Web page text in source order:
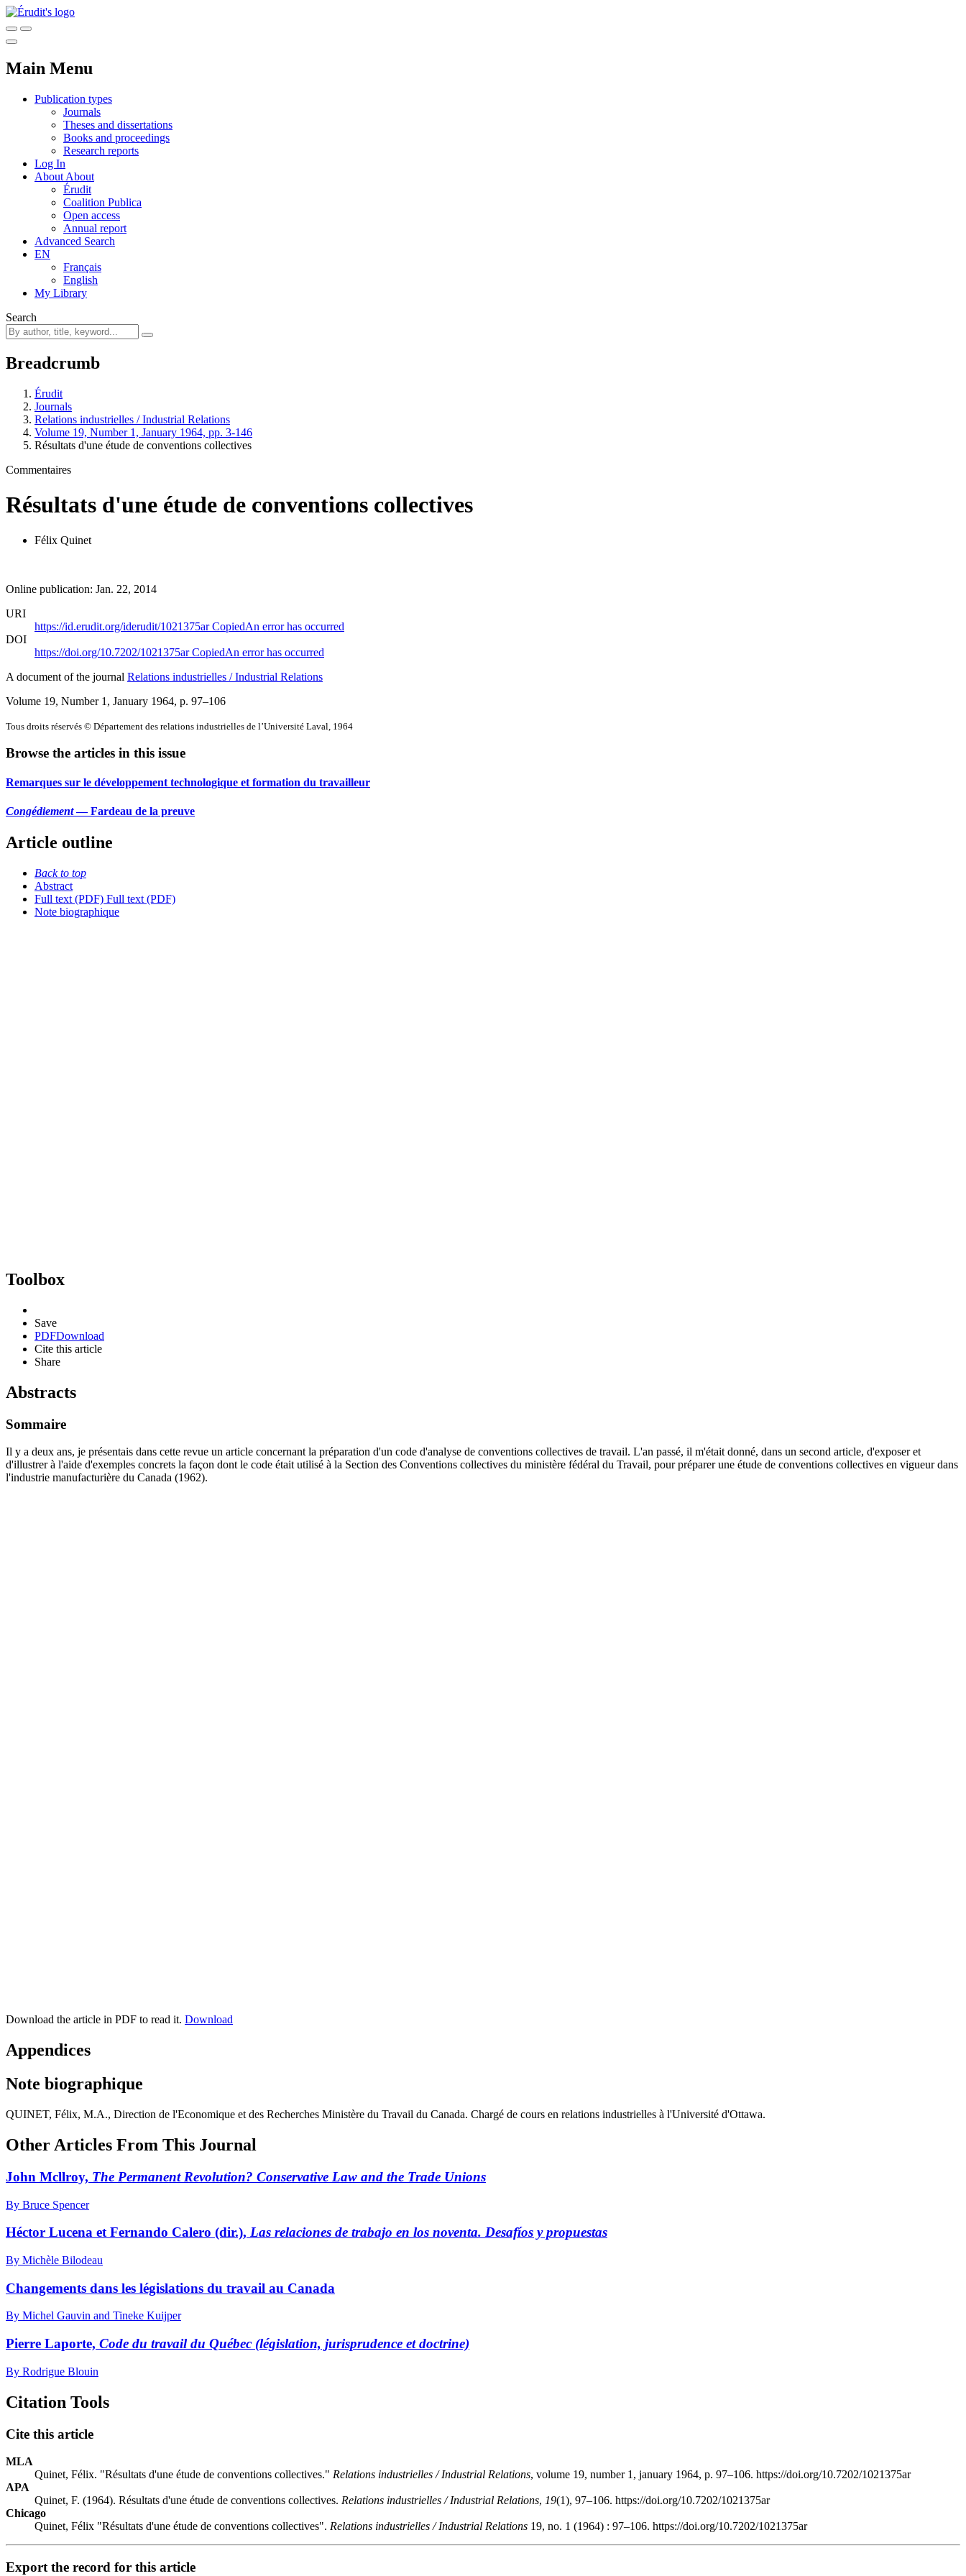
Main Menu
Publication types
Journals
Theses and dissertations
Books and proceedings
Research reports
Log In
About About
Érudit
Coalition Publica
Open access
Annual report
Advanced Search
EN
Français
English
My Library
Search
Breadcrumb
Érudit
Journals
Relations industrielles / Industrial Relations
Volume 19, Number 1, January 1964, pp. 3-146
Résultats d'une étude de conventions collectives
Commentaires
Résultats d'une étude de conventions collectives
Félix Quinet
Online publication: Jan. 22, 2014
URI
https://id.erudit.org/iderudit/1021375arCopiedAn error has occurred
DOI
https://doi.org/10.7202/1021375arCopiedAn error has occurred
A document of the journal Relations industrielles / Industrial Relations
Volume 19, Number 1, January 1964, p. 97–106
Tous droits réservés © Département des relations industrielles de l’Université Laval, 1964
Browse the articles in this issue
Remarques sur le développement technologique et formation du travailleur
Congédiement— Fardeau de la preuve
Article outline
Back to top
Abstract
Full text (PDF) Full text (PDF)
Note biographique
Toolbox
Save
PDFDownload
Cite this article
Share
Abstracts
Sommaire
Il y a deux ans, je présentais dans cette revue un article concernant la préparation d'un code d'analyse de conventions collectives de travail. L'an passé, il m'était donné, dans un second article, d'exposer et
d'illustrer à l'aide d'exemples concrets la façon dont le code était utilisé à la Section des Conventions collectives du ministère fédéral du Travail, pour préparer une étude de conventions collectives en vigueur dans
l'industrie manufacturière du Canada (1962).
Download the article in PDF to read it. Download
Appendices
Note biographique
QUINET, Félix, M.A., Direction de l'Economique et des Recherches Ministère du Travail du Canada. Chargé de cours en relations industrielles à l'Université d'Ottawa.
Other Articles From This Journal
John Mcllroy, The Permanent Revolution? Conservative Law and the Trade Unions
By Bruce Spencer
Héctor Lucena et Fernando Calero (dir.), Las relaciones de trabajo en los noventa. Desafíos y propuestas
By Michèle Bilodeau
Changements dans les législations du travail au Canada
By Michel Gauvin and Tineke Kuijper
Pierre Laporte, Code du travail du Québec (législation, jurisprudence et doctrine)
By Rodrigue Blouin
Citation Tools
Cite this article
MLA
Quinet, Félix. "Résultats d'une étude de conventions collectives." Relations industrielles / Industrial Relations, volume 19, number 1, january 1964, p. 97–106. https://doi.org/10.7202/1021375ar
APA
Quinet, F. (1964). Résultats d'une étude de conventions collectives. Relations industrielles / Industrial Relations, 19(1), 97–106. https://doi.org/10.7202/1021375ar
Chicago
Quinet, Félix "Résultats d'une étude de conventions collectives". Relations industrielles / Industrial Relations 19, no. 1 (1964) : 97–106. https://doi.org/10.7202/1021375ar
Export the record for this article